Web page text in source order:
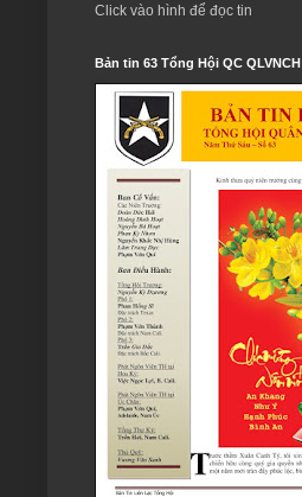
Click vào hình để đọc tin
Bản tin 63 Tổng Hội QC QLVNCH